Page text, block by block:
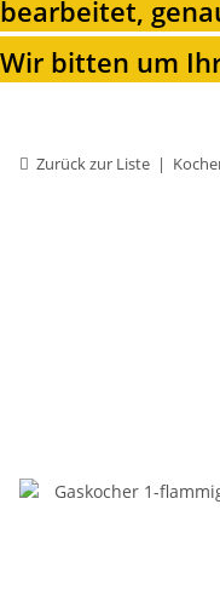
bearbeitet,
Wir bitten um
Zurück zur Liste